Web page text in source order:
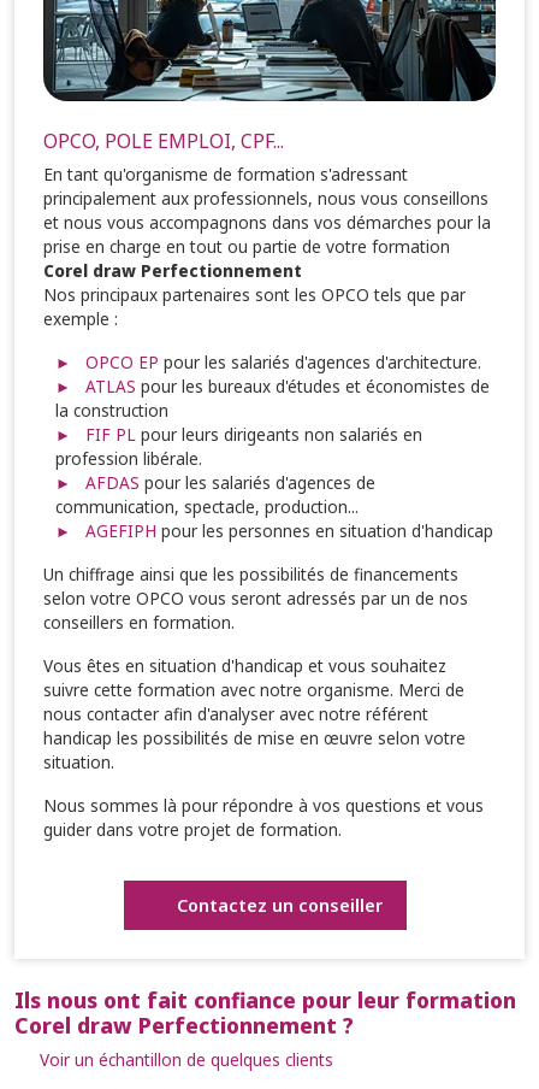
OPCO, POLE EMPLOI, CPF...
En tant qu'organisme de formation s'adressant
principalement aux professionnels, nous vous conseillons
et nous vous accompagnons dans vos démarches pour la
prise en charge en tout ou partie de votre formation
Corel draw Perfectionnement
Nos principaux partenaires sont les OPCO tels que par
exemple :
OPCO EP pour les salariés d'agences d'architecture.
ATLAS pour les bureaux d'études et économistes de
la construction
FIF PL pour leurs dirigeants non salariés en
profession libérale.
AFDAS pour les salariés d'agences de
communication, spectacle, production...
AGEFIPH pour les personnes en situation d'handicap
Un chiffrage ainsi que les possibilités de financements
selon votre OPCO vous seront adressés par un de nos
conseillers en formation.
Vous êtes en situation d'handicap et vous souhaitez
suivre cette formation avec notre organisme. Merci de
nous contacter afin d'analyser avec notre référent
handicap les possibilités de mise en œuvre selon votre
situation.
Nous sommes là pour répondre à vos questions et vous
guider dans votre projet de formation.
Contactez un conseiller
Ils nous ont fait confiance pour leur formation
Corel draw Perfectionnement ?
Voir un échantillon de quelques clients